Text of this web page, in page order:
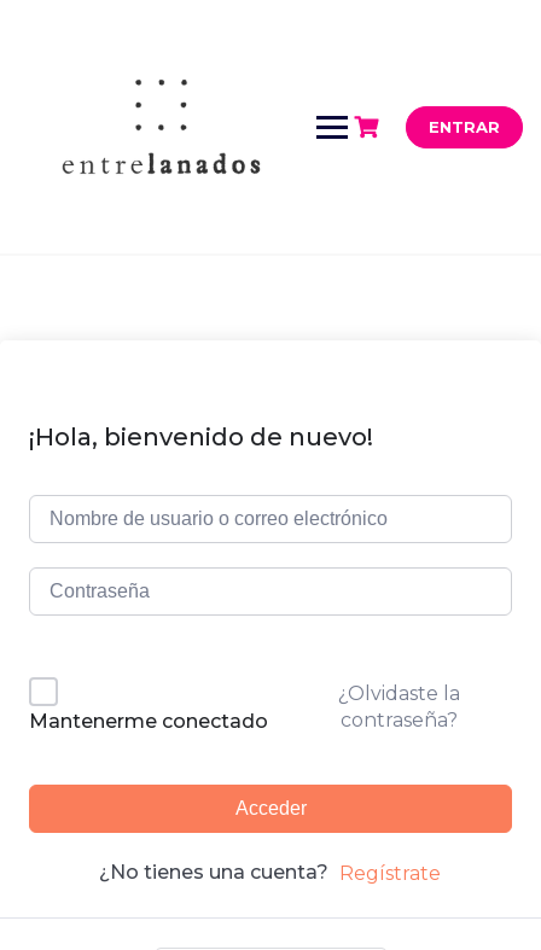
ENTRAR
¡Hola, bienvenido de nuevo!
Mantenerme conectado
¿Olvidaste la
contraseña?
Acceder
¿No tienes una cuenta? Regístrate